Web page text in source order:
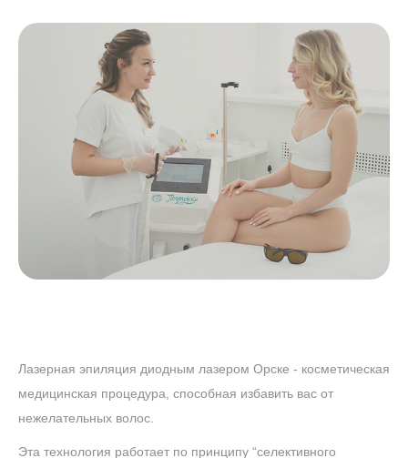
Лазерная эпиляция диодным лазером Орске - косметическая
медицинская процедура, способная избавить вас от
нежелательных волос.
Эта технология работает по принципу “селективного